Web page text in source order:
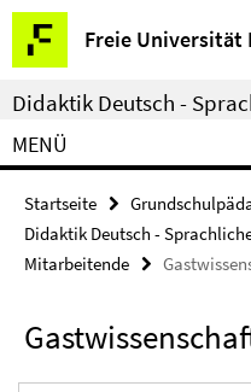
Springe
direkt
zu
Inhalt
Freie Universität
Service-
Navigation
Didaktik Deutsch -
MENÜ
Startseite
Didaktik Deutsch -
Mitarbeitende